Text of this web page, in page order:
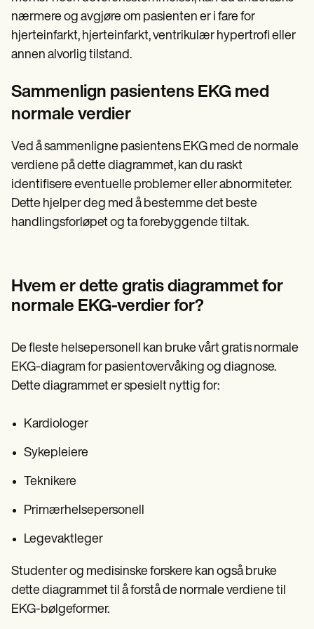
nærmere og avgjøre om pasienten er i fare for
hjerteinfarkt, hjerteinfarkt, ventrikulær hypertrofi eller
annen alvorlig tilstand.
Sammenlign pasientens EKG med
normale verdier
Ved å sammenligne pasientens EKG med de normale
verdiene på dette diagrammet, kan du raskt
identifisere eventuelle problemer eller abnormiteter.
Dette hjelper deg med å bestemme det beste
handlingsforløpet og ta forebyggende tiltak.
Hvem er dette gratis diagrammet for
normale EKG-verdier for?
De fleste helsepersonell kan bruke vårt gratis normale
EKG-diagram for pasientovervåking og diagnose.
Dette diagrammet er spesielt nyttig for:
Kardiologer
Sykepleiere
Teknikere
Primærhelsepersonell
Legevaktleger
Studenter og medisinske forskere kan også bruke
dette diagrammet til å forstå de normale verdiene til
EKG-bølgeformer.